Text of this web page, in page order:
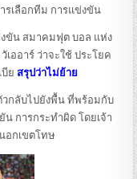
รเลือกทีม การแข่งขัน
ขัน สมาคมฟุต บอล แห่ง
ออาร์ ว่าจะใช้ ประโยค
บียสรุปว่าไม่ย้าย
วกลับไปยังพื้น ที่พร้อมกับ
การกระทำผิด โดยเจ้า
อกเขตโทษ